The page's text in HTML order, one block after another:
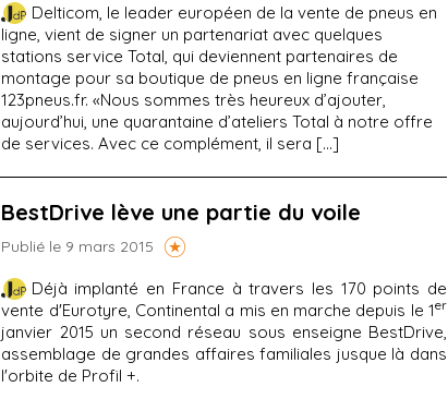
Delticom, le leader européen de la vente de pneus en
ligne, vient de signer un partenariat avec quelques
stations service Total, qui deviennent partenaires de
montage pour sa boutique de pneus en ligne française
123pneus.fr. «Nous sommes très heureux d’ajouter,
aujourd’hui, une quarantaine d’ateliers Total à notre offre
de services. Avec ce complément, il sera […]
BestDrive lève une partie du voile
Publié le 9 mars 2015
Déjà implanté en France à travers les 170 points de
vente d'Eurotyre, Continental a mis en marche depuis le 1er
janvier 2015 un second réseau sous enseigne BestDrive,
assemblage de grandes affaires familiales jusque là dans
l'orbite de Profil +.